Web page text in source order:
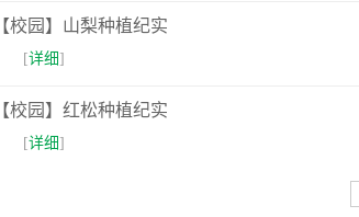
【校园】山梨种植纪实
[详细]
【校园】红松种植纪实
[详细]